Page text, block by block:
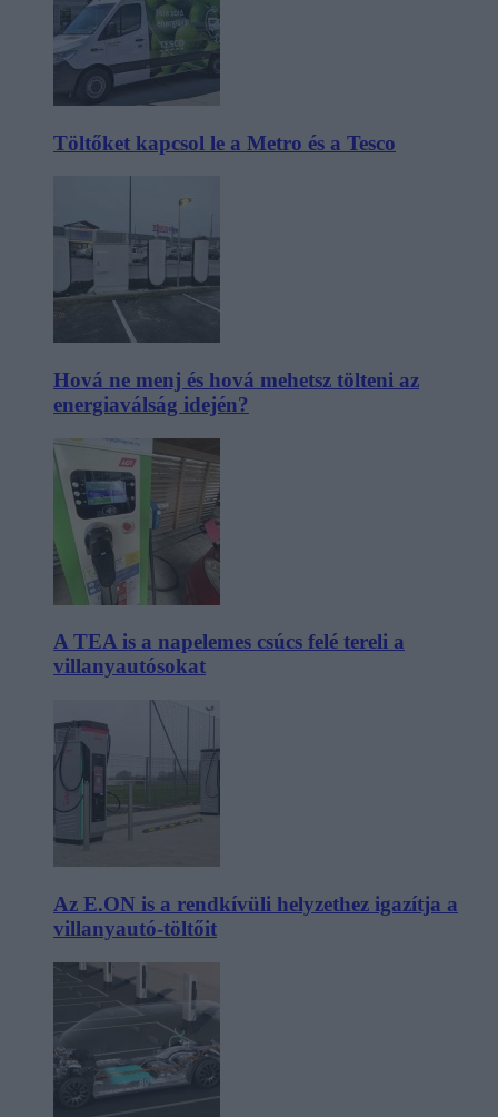
Töltőket kapcsol le a Metro és a Tesco
Hová ne menj és hová mehetsz tölteni az
energiaválság idején?
A TEA is a napelemes csúcs felé tereli a
villanyautósokat
Az E.ON is a rendkívüli helyzethez igazítja a
villanyautó-töltőit